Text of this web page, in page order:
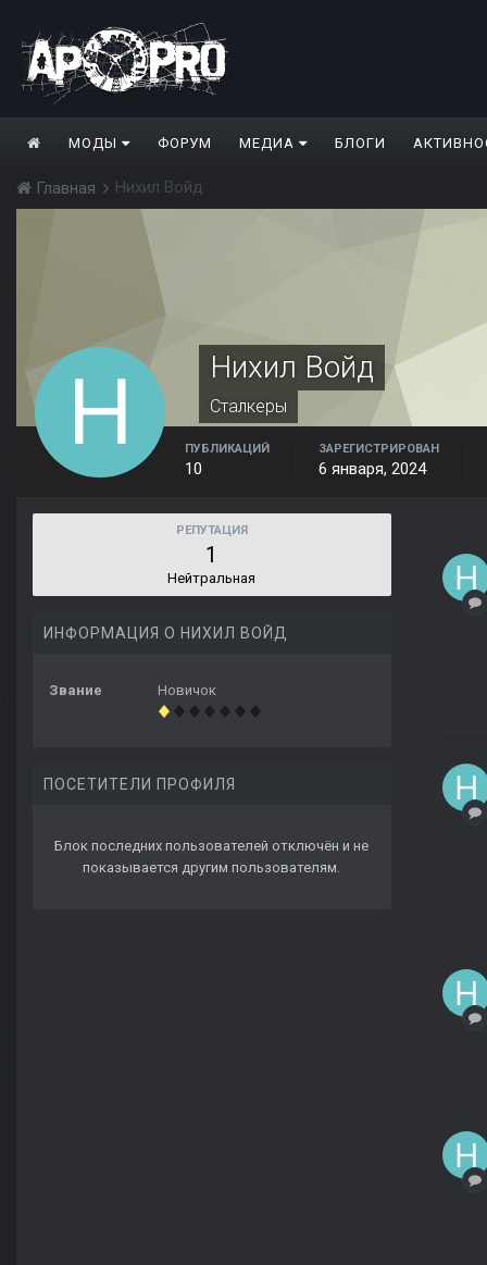
МОДЫ ФОРУМ МЕДИА БЛОГИ
Главная Нихил Войд
Нихил Войд
Сталкеры
ПУБЛИКАЦИЙ
10
ЗАРЕГИСТРИРОВАН
6 января, 2024
РЕПУТАЦИЯ
1
Нейтральная
ИНФОРМАЦИЯ О НИХИЛ ВОЙД
Звание Новичок
ПОСЕТИТЕЛИ ПРОФИЛЯ
Блок последних пользователей отключён и не
показывается другим пользователям.